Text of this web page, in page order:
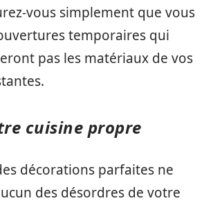
vous simplement que vous
temporaires qui
pas les matériaux de vos
cuisine propre
décorations parfaites ne
des désordres de votre